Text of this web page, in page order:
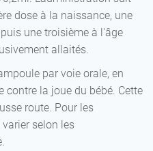
dose à la naissance, une
une troisième à l'âge
allaités.
par voie orale, en
contre la joue du bébé. Cette
route. Pour les
varier selon les